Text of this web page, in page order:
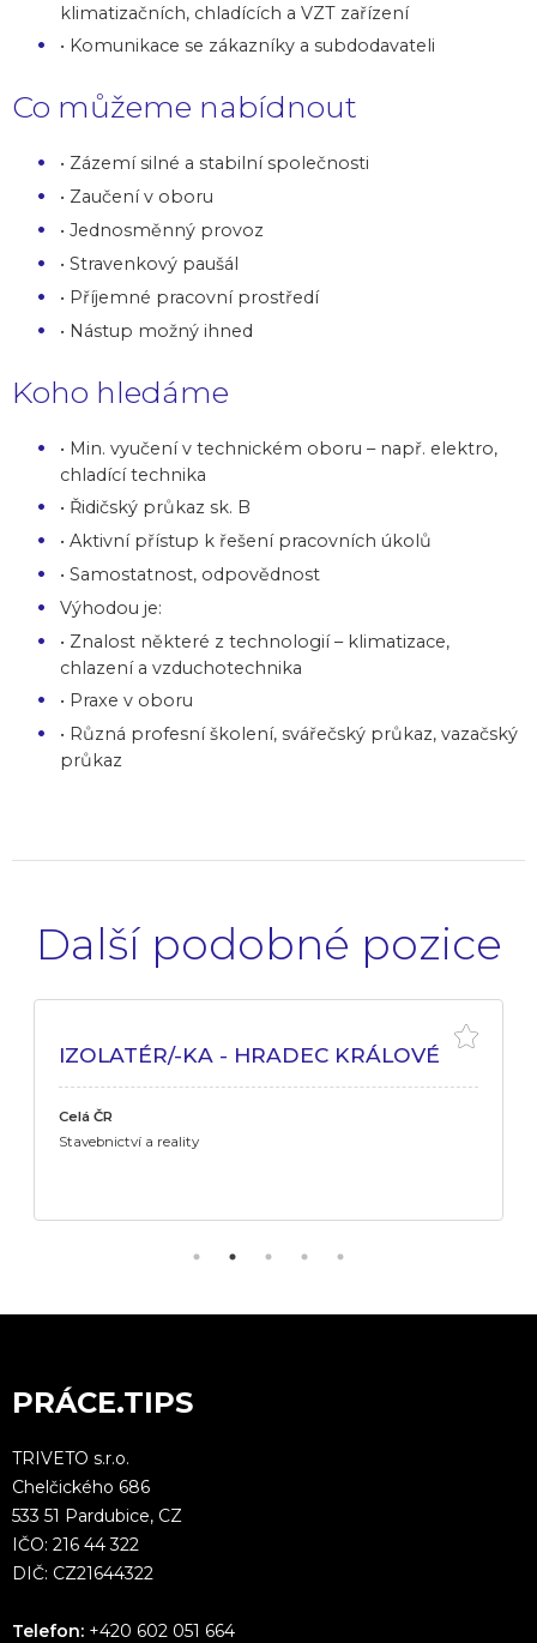
klimatizačních, chladících a VZT zařízení
• Komunikace se zákazníky a subdodavateli
Co můžeme nabídnout
• Zázemí silné a stabilní společnosti
• Zaučení v oboru
• Jednosměnný provoz
• Stravenkový paušál
• Příjemné pracovní prostředí
• Nástup možný ihned
Koho hledáme
• Min. vyučení v technickém oboru – např. elektro,
chladící technika
• Řidičský průkaz sk. B
• Aktivní přístup k řešení pracovních úkolů
• Samostatnost, odpovědnost
Výhodou je:
• Znalost některé z technologií – klimatizace,
chlazení a vzduchotechnika
• Praxe v oboru
• Různá profesní školení, svářečský průkaz, vazačský
průkaz
Další podobné pozice
IZOLATÉR/-KA - HRADEC KRÁLOVÉ
Celá ČR
Stavebnictví a reality
PRÁCE.TIPS
TRIVETO s.r.o.
Chelčického 686
533 51 Pardubice, CZ
IČO: 216 44 322
DIČ: CZ21644322
Telefon: +420 602 051 664